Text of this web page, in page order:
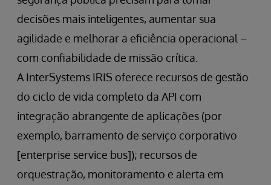
decisões mais inteligentes, aumentar sua
agilidade e melhorar a eficiência operacional –
com confiabilidade de missão crítica.
A InterSystems IRIS oferece recursos de gestão
do ciclo de vida completo da API com
integração abrangente de aplicações (por
exemplo, barramento de serviço corporativo
[enterprise service bus]); recursos de
orquestração, monitoramento e alerta em